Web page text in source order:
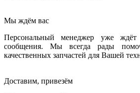
Мы ждём вас
Персональный менеджер уже
сообщения. Мы всегда рады
качественных запчастей для Вашей
Доставим, привезём